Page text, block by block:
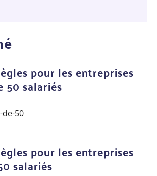
pour les entreprises
50 salariés
pour les entreprises
salariés